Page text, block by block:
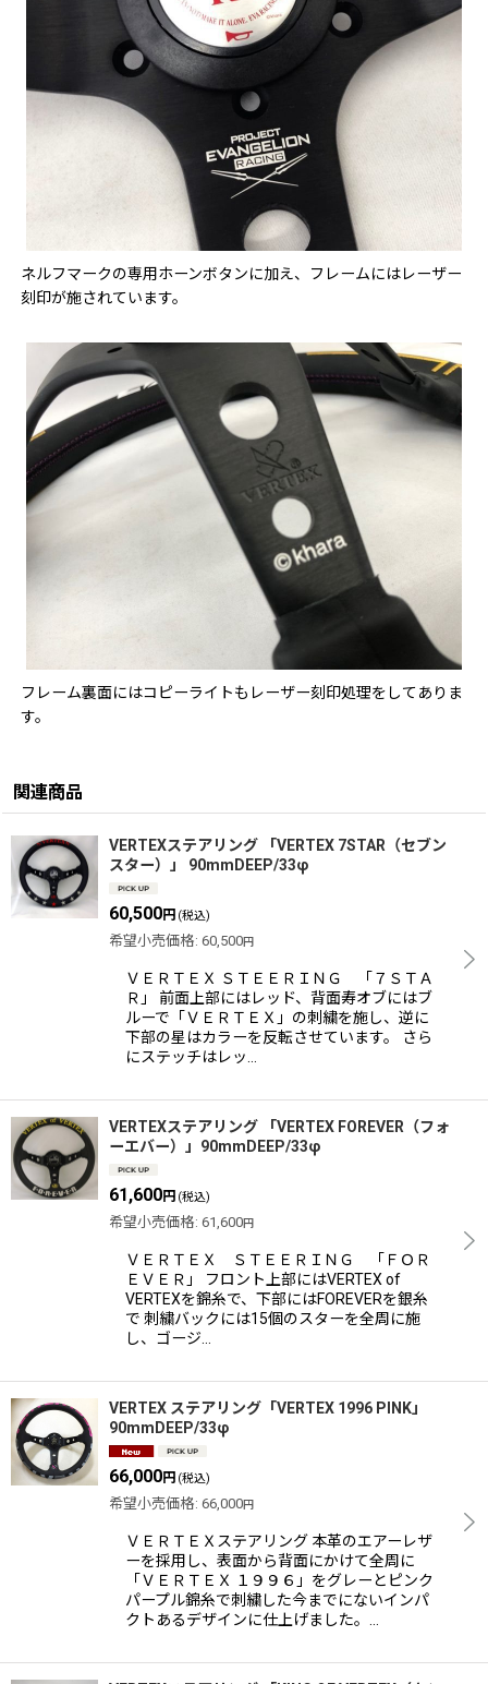
ネルフマークの専用ホーンボタンに加え、フレームにはレーザー
刻印が施されています。
フレーム裏面にはコピーライトもレーザー刻印処理をしてありま
す。
関連商品
VERTEXステアリング 「VERTEX 7STAR（セブン
スター）」 90mmDEEP/33φ
60,500円 (税込)
希望小売価格: 60,500円
ＶＥＲＴＥＸ ＳＴＥＥＲＩＮＧ 「７ＳＴＡ
Ｒ」 前面上部にはレッド、背面寿オブにはブ
ルーで「ＶＥＲＴＥＸ」の刺繍を施し、逆に
下部の星はカラーを反転させています。 さら
にステッチはレッ…
VERTEXステアリング 「VERTEX FOREVER（フォ
ーエバー）」90mmDEEP/33φ
61,600円 (税込)
希望小売価格: 61,600円
ＶＥＲＴＥＸ ＳＴＥＥＲＩＮＧ 「ＦＯＲ
ＥＶＥＲ」 フロント上部にはVERTEX of
VERTEXを錦糸で、下部にはFOREVERを銀糸
で 刺繍バックには15個のスターを全周に施
し、ゴージ…
VERTEX ステアリング「VERTEX 1996 PINK」
90mmDEEP/33φ
66,000円 (税込)
希望小売価格: 66,000円
ＶＥＲＴＥＸステアリング 本革のエアーレザ
ーを採用し、表面から背面にかけて全周に
「ＶＥＲＴＥＸ １９９６」をグレーとピンク
パープル錦糸で刺繍した今までにないインパ
クトあるデザインに仕上げました。…